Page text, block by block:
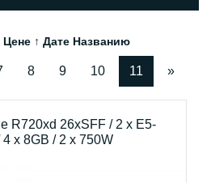
Цене ↑ Дате Названию
8 9 10 11 »
R720xd 26xSFF / 2 x E5-
4 x 8GB / 2 x 750W